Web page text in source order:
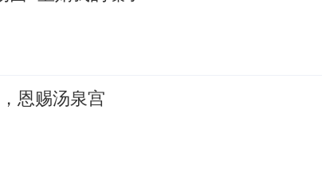
恩赐汤泉宫